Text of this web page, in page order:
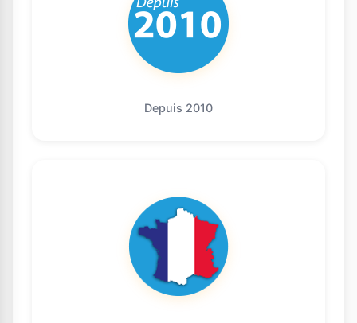
Depuis 2010